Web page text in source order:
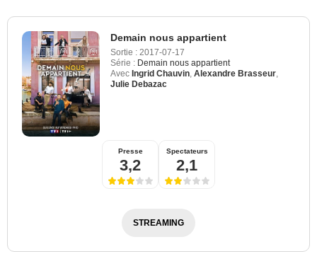
Demain nous appartient
Sortie : 2017-07-17
Série : Demain nous appartient
Avec Ingrid Chauvin Alexandre Brasseur
Julie Debazac
Presse
3,2
Spectateurs
2,1
STREAMING